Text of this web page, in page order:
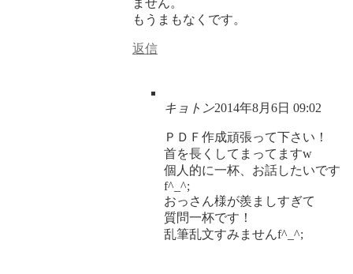
もうまもなくです。
返信
キョトン2014年8月6日 09:02
ＰＤＦ作成頑張って下さい！
首を長くしてまってますw
個人的に一杯、お話したいです
f^_^;
おっさん様が羨ましすぎて
質問一杯です！
乱筆乱文すみませんf^_^;